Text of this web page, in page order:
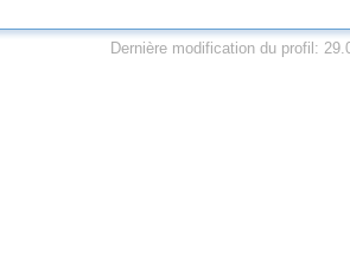
Dernière modification du profil: